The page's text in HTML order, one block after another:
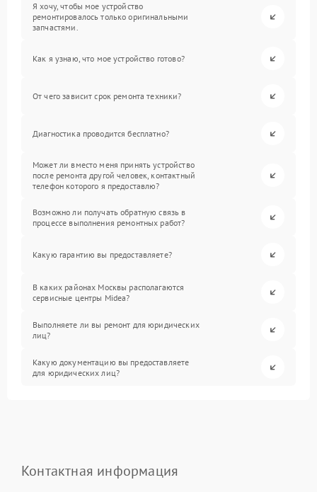
Я хочу, чтобы мое устройство
ремонтировалось только оригинальными
запчастями.
Как я узнаю, что мое устройство готово?
От чего зависит срок ремонта техники?
Диагностика проводится бесплатно?
Может ли вместо меня принять устройство
после ремонта другой человек, контактный
телефон которого я предоставлю?
Возможно ли получать обратную связь в
процессе выполнения ремонтных работ?
Какую гарантию вы предоставляете?
В каких районах Москвы располагаются
сервисные центры Midea?
Выполняете ли вы ремонт для юридических
лиц?
Какую документацию вы предоставляете
для юридических лиц?
Контактная информация